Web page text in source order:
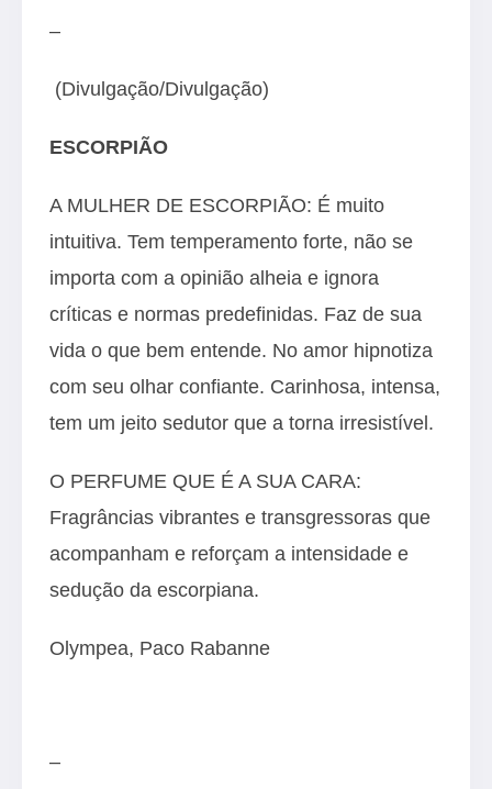
–
(Divulgação/Divulgação)
ESCORPIÃO
A MULHER DE ESCORPIÃO: É muito
intuitiva. Tem temperamento forte, não se
importa com a opinião alheia e ignora
críticas e normas predefinidas. Faz de sua
vida o que bem entende. No amor hipnotiza
com seu olhar confiante. Carinhosa, intensa,
tem um jeito sedutor que a torna irresistível.
O PERFUME QUE É A SUA CARA:
Fragrâncias vibrantes e transgressoras que
acompanham e reforçam a intensidade e
sedução da escorpiana.
Olympea, Paco Rabanne
–